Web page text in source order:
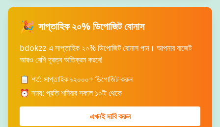
🎉 সাপ্তাহিক ২০% ডিপোজিট বোনাস
bdokzz এ সাপ্তাহিক ২০% ডিপোজিট বোনাস পান। আপনার বাজেট
আরও বেশি দূরত্ব অতিক্রম করবে!
📋 শর্ত: সাপ্তাহিক ৳২০০০+ ডিপোজিট করুন
⏰ সময়: প্রতি শনিবার সকাল ১০টা থেকে
এখনই দাবি করুন